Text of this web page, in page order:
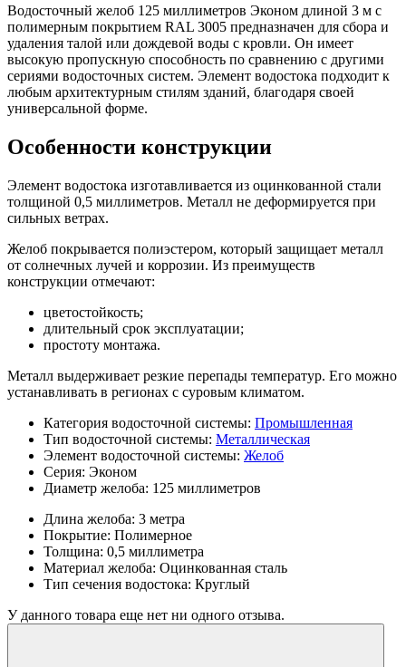
Водосточный желоб 125 миллиметров Эконом длиной 3 м с
полимерным покрытием RAL 3005 предназначен для сбора и
удаления талой или дождевой воды с кровли. Он имеет
высокую пропускную способность по сравнению с другими
сериями водосточных систем. Элемент водостока подходит к
любым архитектурным стилям зданий, благодаря своей
универсальной форме.
Особенности конструкции
Элемент водостока изготавливается из оцинкованной стали
толщиной 0,5 миллиметров. Металл не деформируется при
сильных ветрах.
Желоб покрывается полиэстером, который защищает металл
от солнечных лучей и коррозии. Из преимуществ
конструкции отмечают:
цветостойкость;
длительный срок эксплуатации;
простоту монтажа.
Металл выдерживает резкие перепады температур. Его можно
устанавливать в регионах с суровым климатом.
Категория водосточной системы: Промышленная
Тип водосточной системы: Металлическая
Элемент водосточной системы: Желоб
Серия: Эконом
Диаметр желоба: 125 миллиметров
Длина желоба: 3 метра
Покрытие: Полимерное
Толщина: 0,5 миллиметра
Материал желоба: Оцинкованная сталь
Тип сечения водостока: Круглый
У данного товара еще нет ни одного отзыва.